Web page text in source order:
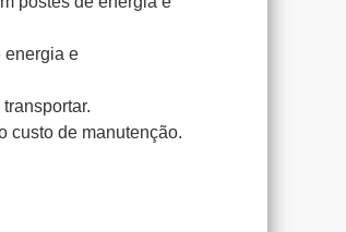
energia e
custo de manutenção.